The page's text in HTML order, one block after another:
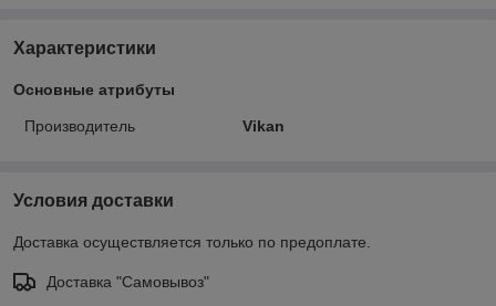
Характеристики
Основные атрибуты
Производитель Vikan
Условия доставки
Доставка осуществляется только по предоплате.
Доставка "Самовывоз"